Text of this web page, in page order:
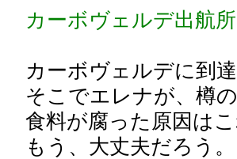
カーボヴェルデ出航
カーボヴェルデに到
そこでエレナが、樽
食料が腐った原因は
もう、大丈夫だろう。